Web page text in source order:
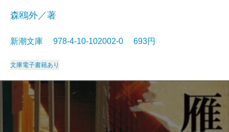
森鴎外／著
新潮文庫 978-4-10-102002-0 693円
文庫電子書籍あり